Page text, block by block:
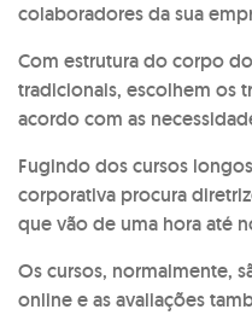
colaboradores da sua
Com estrutura do corpo
tradicionais, escolhem os
acordo com as
Fugindo dos cursos
corporativa procura
que vão de uma hora até
Os cursos, normalmente,
online e as avaliações